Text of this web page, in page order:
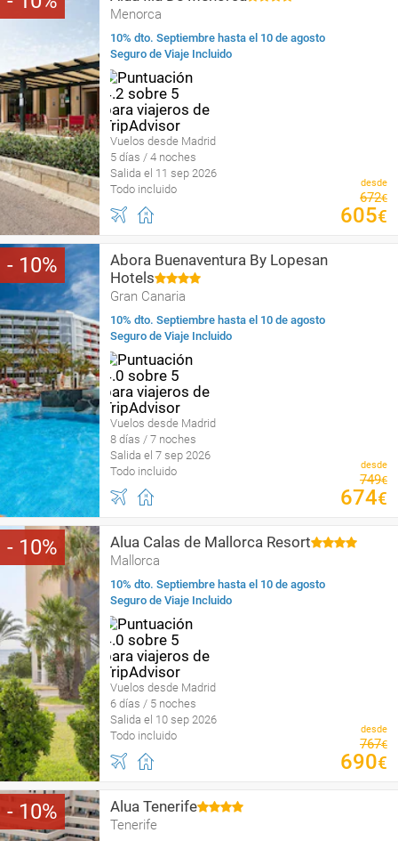
Menorca
10% dto. Septiembre hasta el 10 de agosto
Seguro de Viaje Incluido
Vuelos desde Madrid
5 días / 4 noches
Salida el 11 sep 2026
Todo incluido
desde
672€
605€
10
Abora Buenaventura By Lopesan
Hotels
Gran Canaria
10% dto. Septiembre hasta el 10 de agosto
Seguro de Viaje Incluido
Vuelos desde Madrid
8 días / 7 noches
Salida el 7 sep 2026
Todo incluido
desde
749€
674€
10 Alua Calas de Mallorca Resort
Mallorca
10% dto. Septiembre hasta el 10 de agosto
Seguro de Viaje Incluido
Vuelos desde Madrid
6 días / 5 noches
Salida el 10 sep 2026
Todo incluido
desde
767€
690€
10 Alua Tenerife
Tenerife